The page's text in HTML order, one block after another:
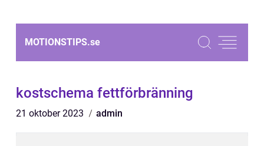
MOTIONSTIPS.se
kostschema fettförbränning
21 oktober 2023 admin